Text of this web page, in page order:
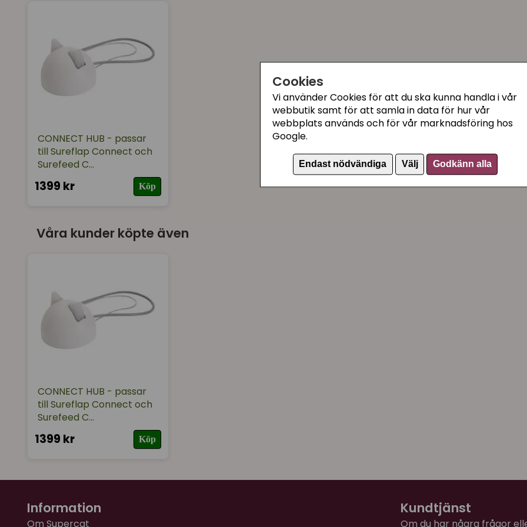
Cookies
Vi använder Cookies för att du ska kunna handla i vår
webbutik samt för att samla in data för hur vår
webbplats används och för vår marknadsföring hos
Google.
Endast nödvändiga Välj Godkänn alla
Man kan självklart även
förekomma såsom med
batterier (ingår ej) som
Mått: 21 x 21 cm
Invändigt mått: 16,5 x
Luckans mått: 14,2 x 12
CONNECT HUB - passar
till Sureflap Connect och
Surefeed C...
1399 kr Köp
Våra kunder köpte även
CONNECT HUB - passar
till Sureflap Connect och
Surefeed C...
1399 kr Köp
Information
Om Supercat
Kundtjänst
Om du har några frågor